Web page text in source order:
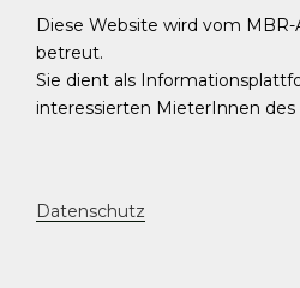
Diese Website wird vom
betreut.
Sie dient als
interessierten MieterInnen des
Datenschutz